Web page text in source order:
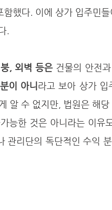
했다. 이에 상가 입주민
.
, 외벽 등은
이 아니 라고 보아 상가 입
알 수 없지만, 법원은 해
능한 것은 아니라는 이유
관리단의 독단적인 수익